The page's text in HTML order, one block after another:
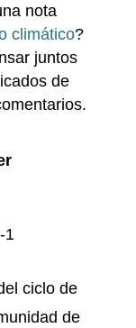
nota
climático?
juntos
de
ciclo de
de